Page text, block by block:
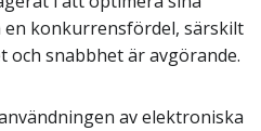
en konkurrensfördel, särskilt
och snabbhet är avgörande.
av elektroniska